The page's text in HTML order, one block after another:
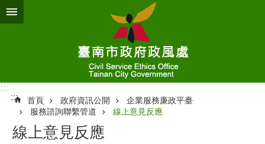
跳到主要內容區塊
:::
:::
首頁 政府資訊公開
企業服務廉政平臺
服務諮詢聯繫管道
線上意見反應
線上意見反應